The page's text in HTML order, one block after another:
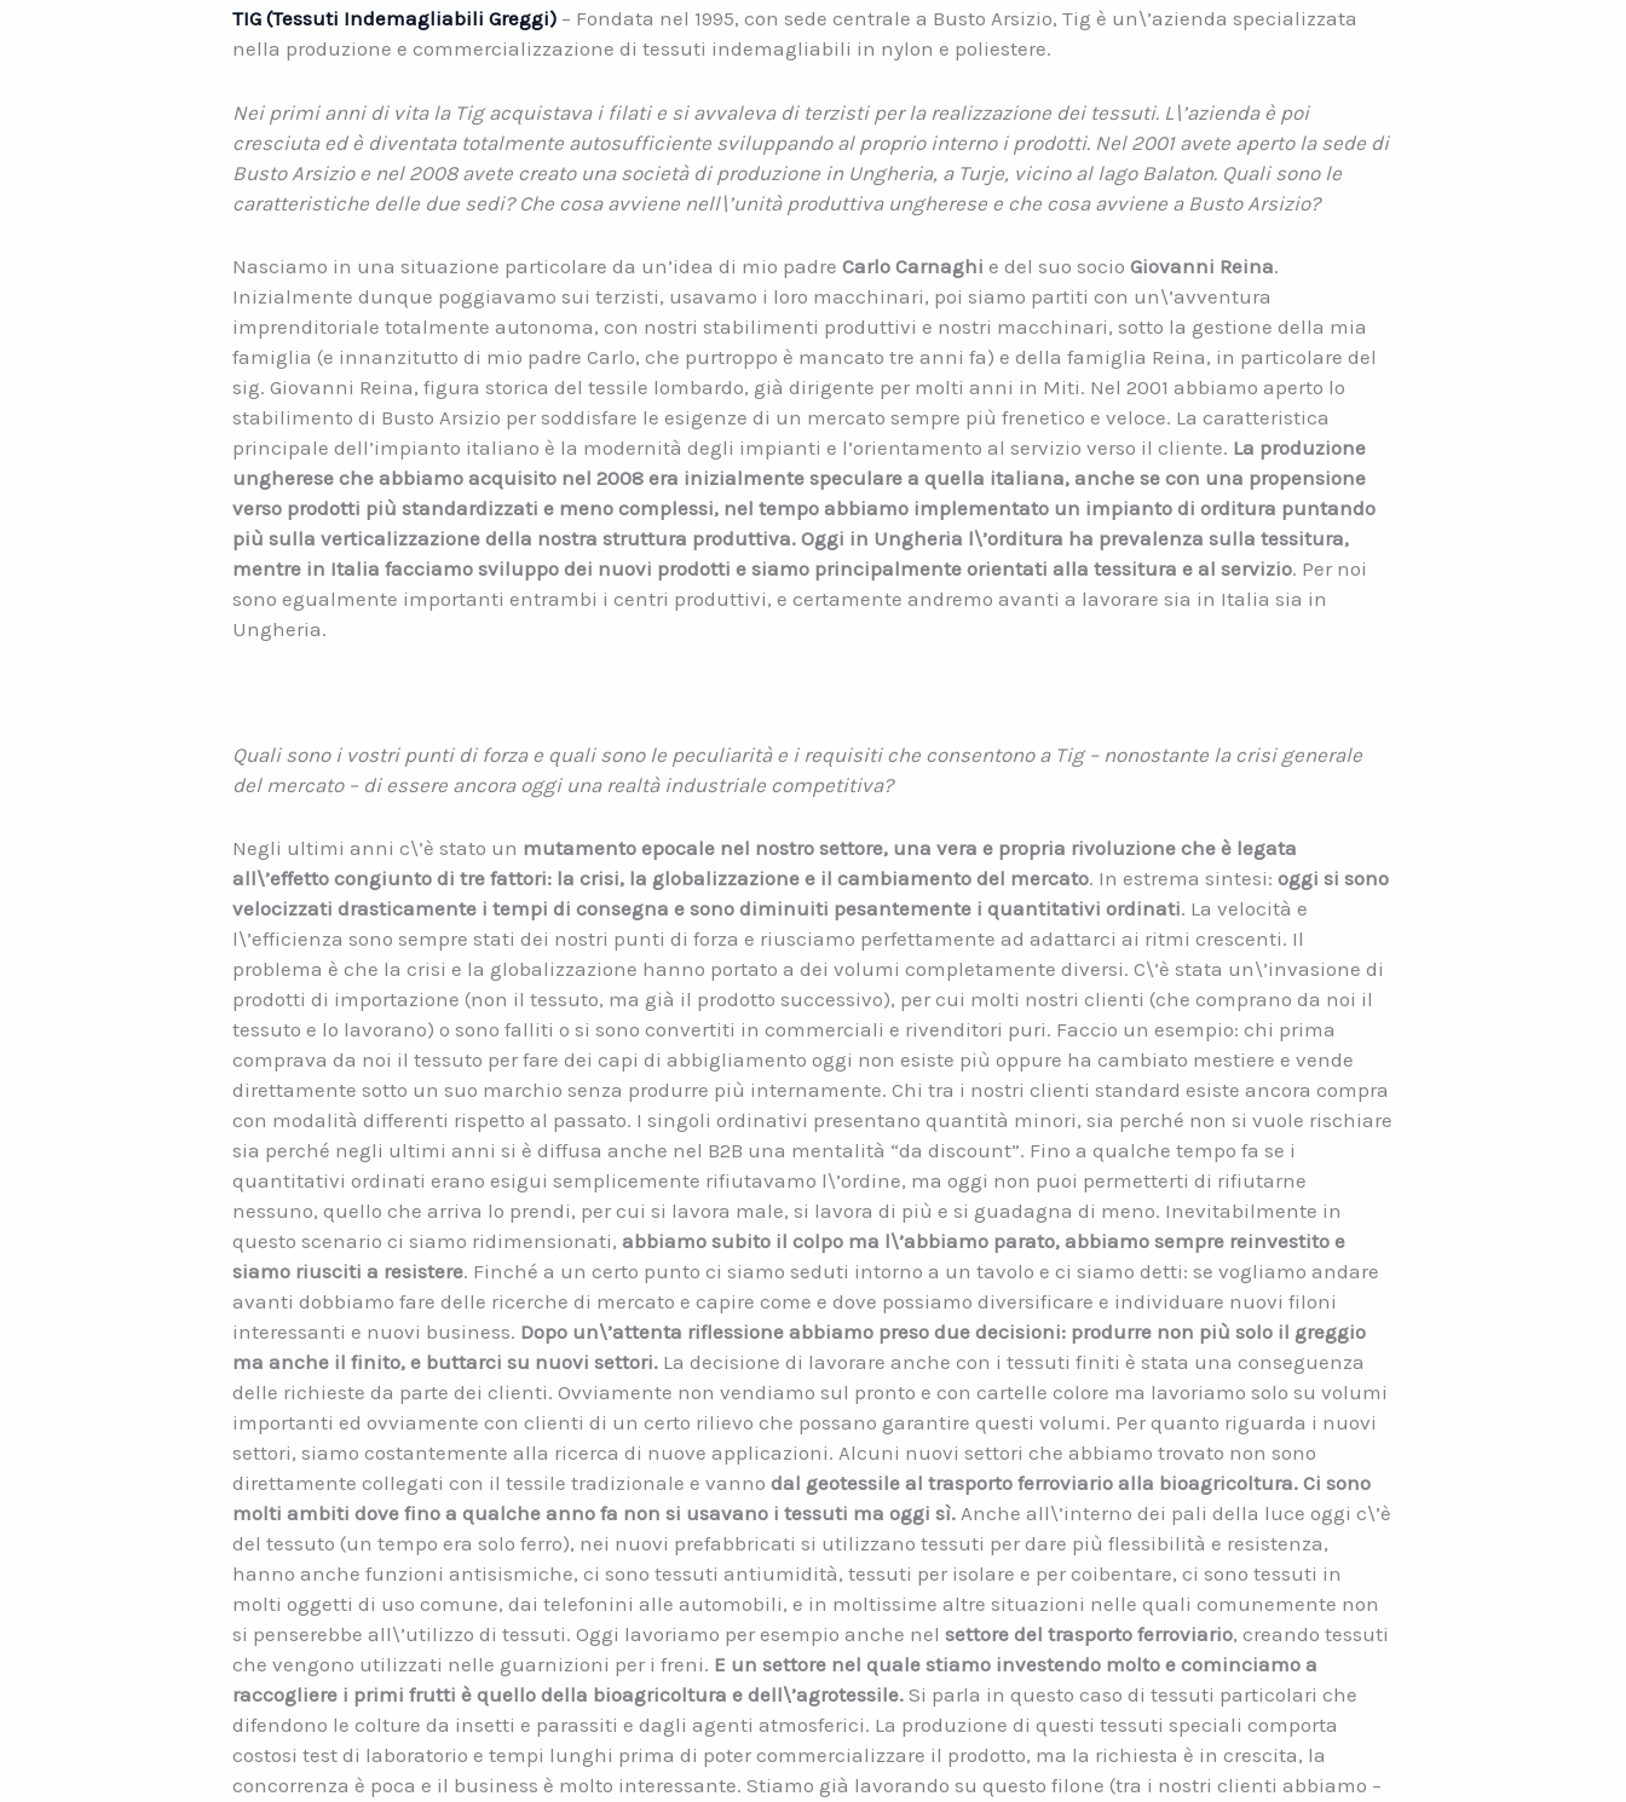
TIG (Tessuti Indemagliabili Greggi) – Fondata nel 1995, con sede centrale a Busto Arsizio, Tig è un\’azienda specializzata
nella produzione e commercializzazione di tessuti indemagliabili in nylon e poliestere.
Nei primi anni di vita la Tig acquistava i filati e si avvaleva di terzisti per la realizzazione dei tessuti. L\’azienda è poi
cresciuta ed è diventata totalmente autosufficiente sviluppando al proprio interno i prodotti. Nel 2001 avete aperto la sede di
Busto Arsizio e nel 2008 avete creato una società di produzione in Ungheria, a Turje, vicino al lago Balaton. Quali sono le
caratteristiche delle due sedi? Che cosa avviene nell\’unità produttiva ungherese e che cosa avviene a Busto Arsizio?
Nasciamo in una situazione particolare da un’idea di mio padre Carlo Carnaghi e del suo socio Giovanni Reina.
Inizialmente dunque poggiavamo sui terzisti, usavamo i loro macchinari, poi siamo partiti con un\’avventura
imprenditoriale totalmente autonoma, con nostri stabilimenti produttivi e nostri macchinari, sotto la gestione della mia
famiglia (e innanzitutto di mio padre Carlo, che purtroppo è mancato tre anni fa) e della famiglia Reina, in particolare del
sig. Giovanni Reina, figura storica del tessile lombardo, già dirigente per molti anni in Miti. Nel 2001 abbiamo aperto lo
stabilimento di Busto Arsizio per soddisfare le esigenze di un mercato sempre più frenetico e veloce. La caratteristica
principale dell’impianto italiano è la modernità degli impianti e l’orientamento al servizio verso il cliente. La produzione
ungherese che abbiamo acquisito nel 2008 era inizialmente speculare a quella italiana, anche se con una propensione
verso prodotti più standardizzati e meno complessi, nel tempo abbiamo implementato un impianto di orditura puntando
più sulla verticalizzazione della nostra struttura produttiva. Oggi in Ungheria l\’orditura ha prevalenza sulla tessitura,
mentre in Italia facciamo sviluppo dei nuovi prodotti e siamo principalmente orientati alla tessitura e al servizio. Per noi
sono egualmente importanti entrambi i centri produttivi, e certamente andremo avanti a lavorare sia in Italia sia in
Ungheria.
Quali sono i vostri punti di forza e quali sono le peculiarità e i requisiti che consentono a Tig – nonostante la crisi generale
del mercato – di essere ancora oggi una realtà industriale competitiva?
Negli ultimi anni c\’è stato un mutamento epocale nel nostro settore, una vera e propria rivoluzione che è legata
all\’effetto congiunto di tre fattori: la crisi, la globalizzazione e il cambiamento del mercato. In estrema sintesi: oggi si sono
velocizzati drasticamente i tempi di consegna e sono diminuiti pesantemente i quantitativi ordinati. La velocità e
l\’efficienza sono sempre stati dei nostri punti di forza e riusciamo perfettamente ad adattarci ai ritmi crescenti. Il
problema è che la crisi e la globalizzazione hanno portato a dei volumi completamente diversi. C\’è stata un\’invasione di
prodotti di importazione (non il tessuto, ma già il prodotto successivo), per cui molti nostri clienti (che comprano da noi il
tessuto e lo lavorano) o sono falliti o si sono convertiti in commerciali e rivenditori puri. Faccio un esempio: chi prima
comprava da noi il tessuto per fare dei capi di abbigliamento oggi non esiste più oppure ha cambiato mestiere e vende
direttamente sotto un suo marchio senza produrre più internamente. Chi tra i nostri clienti standard esiste ancora compra
con modalità differenti rispetto al passato. I singoli ordinativi presentano quantità minori, sia perché non si vuole rischiare
sia perché negli ultimi anni si è diffusa anche nel B2B una mentalità “da discount”. Fino a qualche tempo fa se i
quantitativi ordinati erano esigui semplicemente rifiutavamo l\’ordine, ma oggi non puoi permetterti di rifiutarne
nessuno, quello che arriva lo prendi, per cui si lavora male, si lavora di più e si guadagna di meno. Inevitabilmente in
questo scenario ci siamo ridimensionati, abbiamo subito il colpo ma l\’abbiamo parato, abbiamo sempre reinvestito e
siamo riusciti a resistere. Finché a un certo punto ci siamo seduti intorno a un tavolo e ci siamo detti: se vogliamo andare
avanti dobbiamo fare delle ricerche di mercato e capire come e dove possiamo diversificare e individuare nuovi filoni
interessanti e nuovi business. Dopo un\’attenta riflessione abbiamo preso due decisioni: produrre non più solo il greggio
ma anche il finito, e buttarci su nuovi settori. La decisione di lavorare anche con i tessuti finiti è stata una conseguenza
delle richieste da parte dei clienti. Ovviamente non vendiamo sul pronto e con cartelle colore ma lavoriamo solo su volumi
importanti ed ovviamente con clienti di un certo rilievo che possano garantire questi volumi. Per quanto riguarda i nuovi
settori, siamo costantemente alla ricerca di nuove applicazioni. Alcuni nuovi settori che abbiamo trovato non sono
direttamente collegati con il tessile tradizionale e vanno dal geotessile al trasporto ferroviario alla bioagricoltura. Ci sono
molti ambiti dove fino a qualche anno fa non si usavano i tessuti ma oggi sì. Anche all\’interno dei pali della luce oggi c\’è
del tessuto (un tempo era solo ferro), nei nuovi prefabbricati si utilizzano tessuti per dare più flessibilità e resistenza,
hanno anche funzioni antisismiche, ci sono tessuti antiumidità, tessuti per isolare e per coibentare, ci sono tessuti in
molti oggetti di uso comune, dai telefonini alle automobili, e in moltissime altre situazioni nelle quali comunemente non
si penserebbe all\’utilizzo di tessuti. Oggi lavoriamo per esempio anche nel settore del trasporto ferroviario, creando tessuti
che vengono utilizzati nelle guarnizioni per i freni. E un settore nel quale stiamo investendo molto e cominciamo a
raccogliere i primi frutti è quello della bioagricoltura e dell\’agrotessile. Si parla in questo caso di tessuti particolari che
difendono le colture da insetti e parassiti e dagli agenti atmosferici. La produzione di questi tessuti speciali comporta
costosi test di laboratorio e tempi lunghi prima di poter commercializzare il prodotto, ma la richiesta è in crescita, la
concorrenza è poca e il business è molto interessante. Stiamo già lavorando su questo filone (tra i nostri clienti abbiamo –